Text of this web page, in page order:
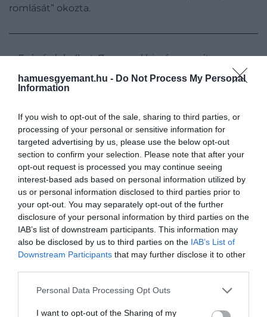
hamuesgyemant.hu - Do Not Process My Personal
Information
If you wish to opt-out of the sale, sharing to third parties, or
processing of your personal or sensitive information for
targeted advertising by us, please use the below opt-out
section to confirm your selection. Please note that after your
opt-out request is processed you may continue seeing
interest-based ads based on personal information utilized by
us or personal information disclosed to third parties prior to
your opt-out. You may separately opt-out of the further
disclosure of your personal information by third parties on the
IAB’s list of downstream participants. This information may
also be disclosed by us to third parties on the IAB’s List of
Downstream Participants that may further disclose it to other
Please note that this website/app uses one or more Google
not limited to your visit or usage behaviour. You may click to
Personal Data Processing Opt Outs
I want to opt-out of the Sharing of my
romlását” okozta.
Ez is érdekelhet:7 spanyol kisváros, amit
Barcelonánál és Madridnál is sokkal jobban fogsz
szeretni